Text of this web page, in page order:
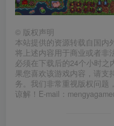
© 版权声明
本站提供的资源转载自国内
将上述内容用于商业或者非
必须在下载后的24个小时之
果您喜欢该游戏内容，请支
务。我们非常重视版权问题
谅解！E-mail：